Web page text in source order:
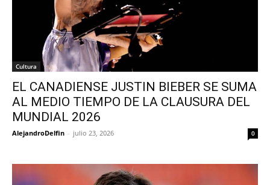
Cultura
EL CANADIENSE JUSTIN BIEBER SE SUMA
AL MEDIO TIEMPO DE LA CLAUSURA DEL
MUNDIAL 2026
AlejandroDelfin - julio 23, 2026 0